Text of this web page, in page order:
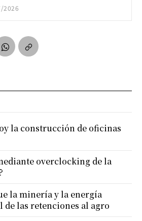
2026
la construcción de oficinas
overclocking de la
la minería y la energía
las retenciones al agro